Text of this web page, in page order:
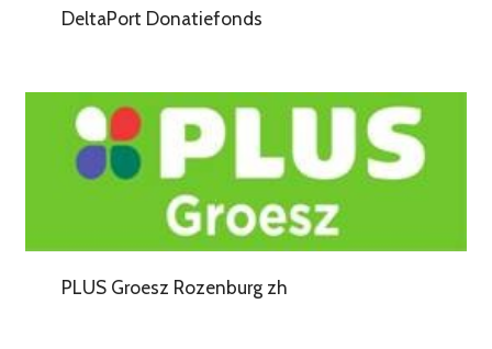
DeltaPort Donatiefonds
PLUS Groesz Rozenburg zh